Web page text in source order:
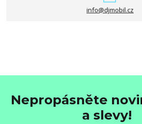
info@djmobil.cz
Nepropásněte
a slevy!